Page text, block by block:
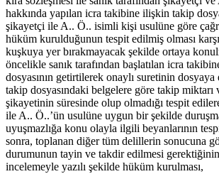
hakkında yapılan icra takibine ilişkin takip
şikayetçi ile A.. Ö.. isimli kişi usulüne göre
hüküm kurulduğunun tespit edilmiş olması
kuşkuya yer bırakmayacak şekilde ortaya
öncelikle sanık tarafından başlatılan icra
dosyasının getirtilerek onaylı suretinin
takip dosyasındaki belgelere göre takip miktarı
şikayetinin süresinde olup olmadığı tespit
ile A.. Ö..’ün usulüne uygun bir şekilde
uyuşmazlığa konu olayla ilgili beyanlarının
sonra, toplanan diğer tüm delillerin sonucuna
durumunun tayin ve takdir edilmesi
incelemeyle yazılı şekilde hüküm kurulması,